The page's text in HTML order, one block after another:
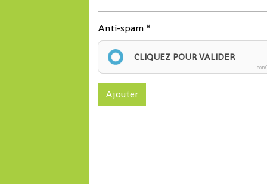
Anti-spam
CLIQUEZ POUR VALIDER
Ajouter